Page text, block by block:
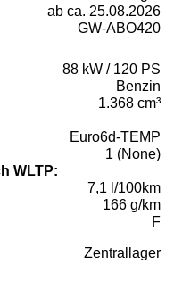
ab ca. 25.08.2026
GW-ABO420
88 kW / 120 PS
Benzin
1.368 cm³
Euro6d-TEMP
1 (None)
WLTP:
7,1 l/100km
166 g/km
F
Zentrallager